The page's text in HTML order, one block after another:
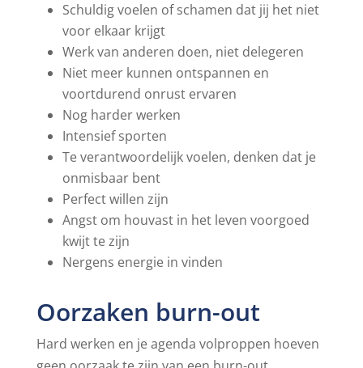
Schuldig voelen of schamen dat jij het niet
voor elkaar krijgt
Werk van anderen doen, niet delegeren
Niet meer kunnen ontspannen en
voortdurend onrust ervaren
Nog harder werken
Intensief sporten
Te verantwoordelijk voelen, denken dat je
onmisbaar bent
Perfect willen zijn
Angst om houvast in het leven voorgoed
kwijt te zijn
Nergens energie in vinden
Oorzaken burn-out
Hard werken en je agenda volproppen hoeven